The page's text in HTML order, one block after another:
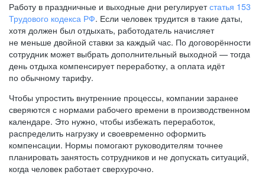
Работу в праздничные и выходные дни регулируетстатья 153
Трудового кодекса РФ. Если человек трудится в такие даты,
хотя должен был отдыхать, работодатель начисляет
не меньше двойной ставки за каждый час. По договорённости
сотрудник может выбрать дополнительный выходной — тогда
день отдыха компенсирует переработку, а оплата идёт
по обычному тарифу.
Чтобы упростить внутренние процессы, компании заранее
сверяются с нормами рабочего времени в производственном
календаре. Это нужно, чтобы избежать переработок,
распределить нагрузку и своевременно оформить
компенсации. Нормы помогают руководителям точнее
планировать занятость сотрудников и не допускать ситуаций,
когда человек работает сверхурочно.